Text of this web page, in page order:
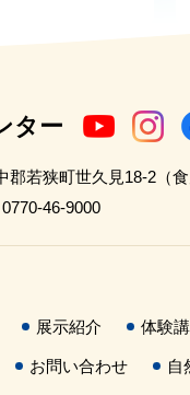
ター
若狭町世久見18-2（食
46-9000
展示紹介 体験
お問い合わせ 自